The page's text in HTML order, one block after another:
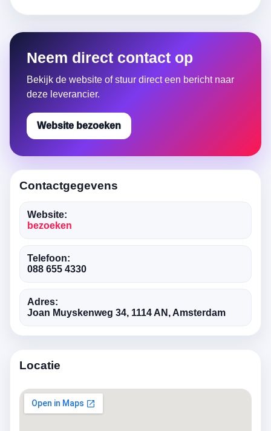
Neem direct contact op
Bekijk de website of stuur direct een bericht naar
deze leverancier.
Website bezoeken
Contactgegevens
Website:
bezoeken
Telefoon:
088 655 4330
Adres:
Joan Muyskenweg 34, 1114 AN, Amsterdam
Locatie